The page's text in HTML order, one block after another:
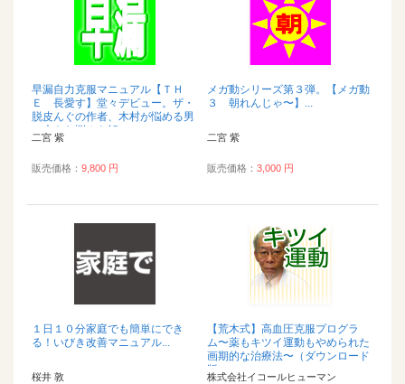
早漏自力克服マニュアル【ＴＨ
Ｅ 長愛す】堂々デビュー。ザ・
脱皮んぐの作者、木村が悩める男
の大きな悩みを解...
二宮 紫
販売価格： 9,800 円
メガ動シリーズ第３弾。【メガ動
３ 朝れんじゃ〜】...
二宮 紫
販売価格： 3,000 円
１日１０分家庭でも簡単にでき
る！いびき改善マニュアル...
桜井 敦
【荒木式】高血圧克服プログラ
ム〜薬もキツイ運動もやめられた
画期的な治療法〜（ダウンロード
版）...
株式会社イコールヒューマン